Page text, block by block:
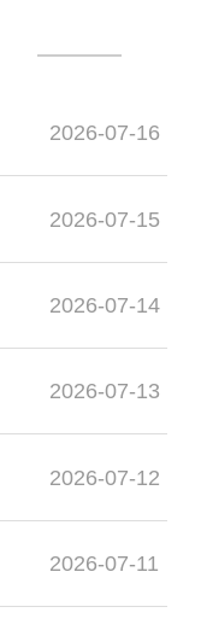
2026-07-16
2026-07-15
2026-07-14
2026-07-13
2026-07-12
2026-07-11